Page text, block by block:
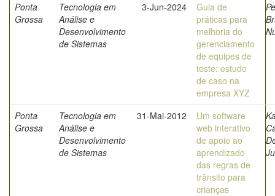
Ponta
Grossa
Tecnologia em
Análise e
Desenvolvimento
de Sistemas
3-Jun-2024
Guia de
práticas para
melhoria do
gerenciamento
de equipes de
teste: estudo
de caso na
empresa XYZ
Ponta
Grossa
Tecnologia em
Análise e
Desenvolvimento
de Sistemas
31-Mai-2012
Um software
web interativo
de apoio ao
aprendizado
das regras de
trânsito para
crianças